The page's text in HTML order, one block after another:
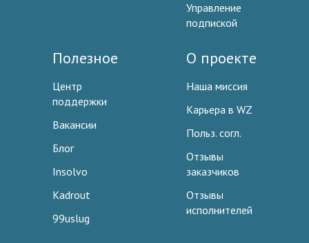
Управление
подпиской
Полезное
Центр
поддержки
Вакансии
Блог
Insolvo
Kadrout
99uslug
О проекте
Наша миссия
Карьера в WZ
Польз. согл.
Отзывы
заказчиков
Отзывы
исполнителей